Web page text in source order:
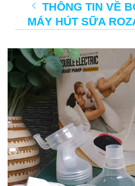
THÔNG TIN VỀ
MÁY HÚT SỮA